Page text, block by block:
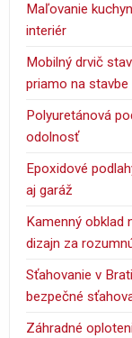
Maľovanie
interiér
Mobilný drvič
priamo na stavbe
Polyuretánová
odolnosť
Epoxidové
aj garáž
Kamenný obklad
dizajn za
Sťahovanie v
bezpečné
Záhradné